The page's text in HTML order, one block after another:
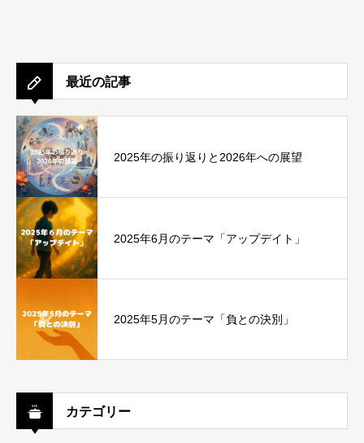
最近の記事
2025年の振り返りと2026年への展望
2025年6月のテーマ「アップデイト」
2025年5月のテーマ「負との決別」
カテゴリー